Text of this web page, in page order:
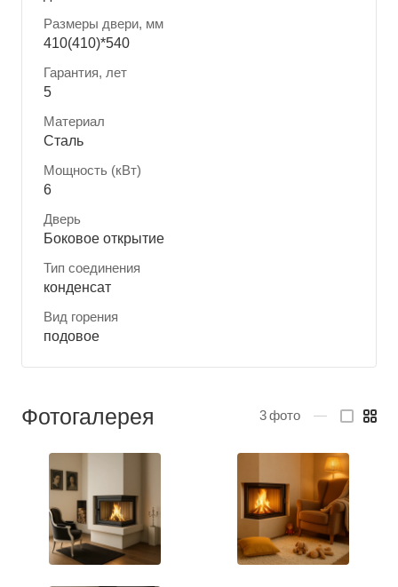
Размеры двери, мм
410(410)*540
Гарантия, лет
5
Материал
Сталь
Мощность (кВт)
6
Дверь
Боковое открытие
Тип соединения
конденсат
Вид горения
подовое
Фотогалерея 3фото —